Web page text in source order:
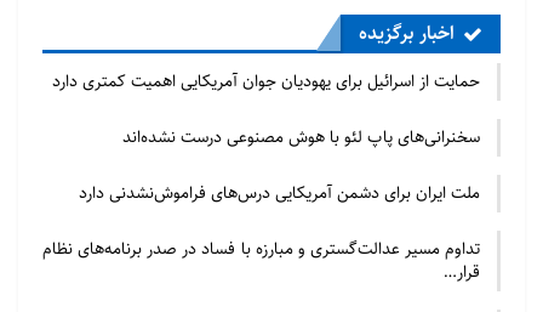
اخبار برگزیده
حمایت از اسرائیل برای یهودیان جوان آمریکایی اهمیت کمتری دارد
سخنرانی‌های پاپ لئو با هوش مصنوعی درست نشده‌اند
ملت ایران برای دشمن آمریکایی درس‌های فراموش‌نشدنی دارد
تداوم مسیر عدالت‌گستری و مبارزه با فساد در صدر برنامه‌های نظام
قرار…